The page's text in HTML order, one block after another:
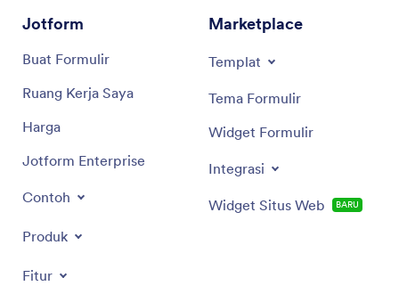
Jotform
Buat Formulir
Ruang Kerja Saya
Harga
Jotform Enterprise
Contoh
Produk
Fitur
Marketplace
Templat
Tema Formulir
Widget Formulir
Integrasi
Widget Situs Web BARU